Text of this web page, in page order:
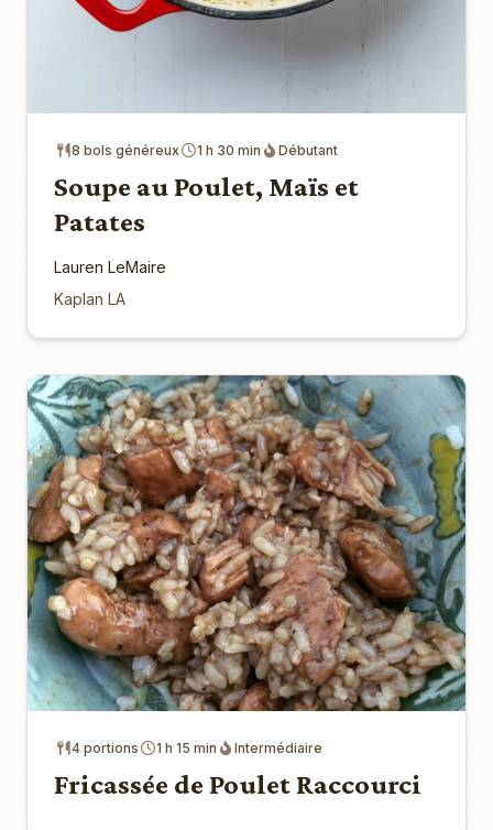
8 bols généreux 1 h 30 min Débutant
Soupe au Poulet, Maïs et
Patates
Lauren LeMaire
Kaplan LA
4 portions 1 h 15 min Intermédiaire
Fricassée de Poulet Raccourci